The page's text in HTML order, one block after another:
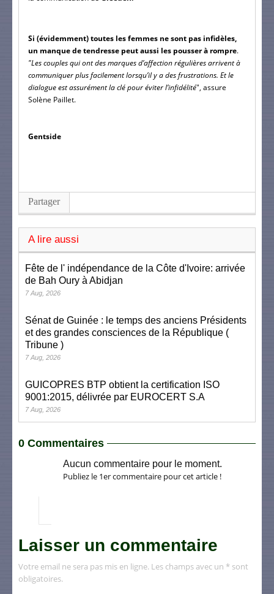
Si (évidemment) toutes les femmes ne sont pas infidèles,
un manque de tendresse peut aussi les pousser à rompre.
"Les couples qui ont des marques d’affection régulières arrivent à
communiquer plus facilement lorsqu’il y a des frustrations. Et le
dialogue est assurément la clé pour éviter l’infidélité", assure
Solène Paillet.
Gentside
Partager
A lire aussi
Fête de l' indépendance de la Côte d'Ivoire: arrivée
de Bah Oury à Abidjan
7 Aug, 2026
Sénat de Guinée : le temps des anciens Présidents
et des grandes consciences de la République (
Tribune )
7 Aug, 2026
GUICOPRES BTP obtient la certification ISO
9001:2015, délivrée par EUROCERT S.A
7 Aug, 2026
0 Commentaires
Aucun commentaire pour le moment.
Publiez le 1er commentaire pour cet article !
Laisser un commentaire
Votre email ne sera pas mis en ligne. Les champs avec un * sont
obligatoires.